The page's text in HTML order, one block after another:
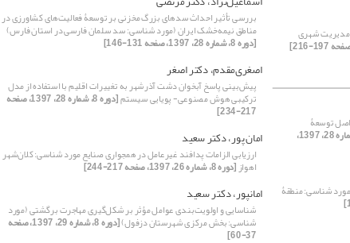
بررسی تأثیر احداث سدهای بزرگ مخزنی بر توسعۀ‌ فعالیت‌های کشاورزی در
مناطق نیمه‌خشک ایران (مورد شناسی: سد سلمان فارسی در استان فارس)
[دوره 8، شماره 28، 1397، صفحه 131-146]
اصغری‌مقدم، دکتر اصغر
پیش‌بینی پاسخ آبخوان دشت آذرشهر به تغییرات اقلیم با استفاده از مدل
ترکیبی هوش مصنوعی- پویایی سیستم [دوره 8، شماره 28، 1397، صفحه
217-234]
امان پور، دکتر سعید
ارزیابی الزامات پدافند غیرعامل در همجواری صنایع مورد شناسی: کلان‌شهر
اهواز[دوره 8، شماره 26، 1397، صفحه 217-244]
امانپور، دکتر سعید
شناسایی و اولویت‌‌بندی عوامل مؤثر بر شکل‌‌گیری مهاجرت برگشتی (مورد
شناسی: بخش مرکزی شهرستان دزفول) [دوره 8، شماره 29، 1397، صفحه
37-60]
مدیریت شهری
توسعۀ
[دوره 8، شماره 28، 1397،
شناسی: منطقۀ